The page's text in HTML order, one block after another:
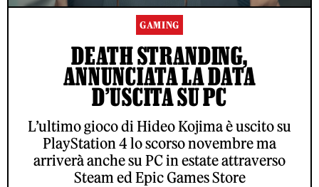
GAMING
DEATH STRANDING,
ANNUNCIATA LA DATA
D’USCITA SU PC
L’ultimo gioco di Hideo Kojima è uscito su
PlayStation 4 lo scorso novembre ma
arriverà anche su PC in estate attraverso
Steam ed Epic Games Store